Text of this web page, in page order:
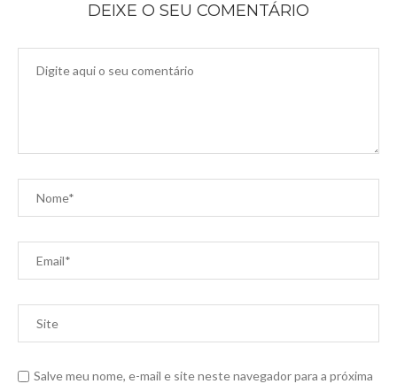
DEIXE O SEU COMENTÁRIO
Salve meu nome, e-mail e site neste navegador para a próxima